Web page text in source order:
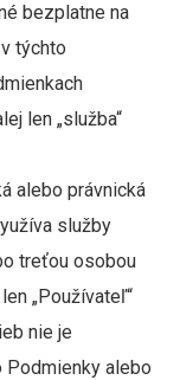
bezplatne na
týchto
len „služba“
alebo právnická
služby
treťou osobou
„Používateľ“
nie je
alebo